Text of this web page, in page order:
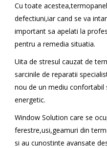
Cu toate
defectiuni,iar cand se va
important sa apelati la
pentru a remedia situatia.
Uita de stresul cauzat de
sarcinile de reparatii
nou de un mediu confortabil
energetic.
Window Solution care se
ferestre,usi,geamuri din
si au cunostinte avansate